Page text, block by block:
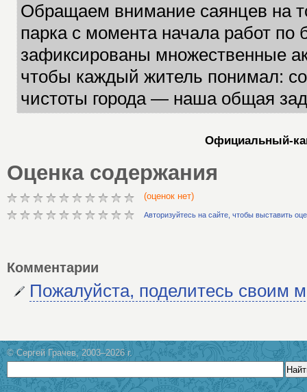
Обращаем внимание саянцев на
парка с момента начала работ по
зафиксированы множественные
чтобы каждый житель понимал:
чистоты города — наша общая
Официальный-
Оценка содержания
(оценок нет)
Авторизуйтесь на сайте, чтобы выставить
Комментарии
Пожалуйста, поделитесь своим
© Сергей Грачев, 2003–2026 г.